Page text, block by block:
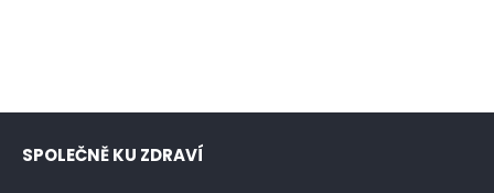
SPOLEČNĚ KU ZDRAVÍ